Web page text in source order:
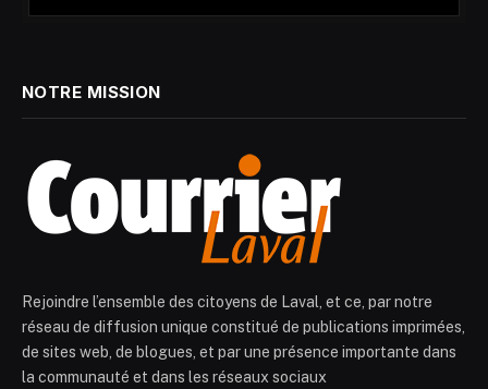
NOTRE MISSION
Rejoindre l’ensemble des citoyens de Laval, et ce, par notre
réseau de diffusion unique constitué de publications imprimées,
de sites web, de blogues, et par une présence importante dans
la communauté et dans les réseaux sociaux